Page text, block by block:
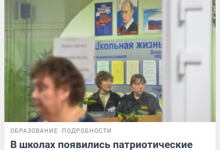
ОБРАЗОВАНИЕ ПОДРОБНОСТИ
В школах появились патриотические